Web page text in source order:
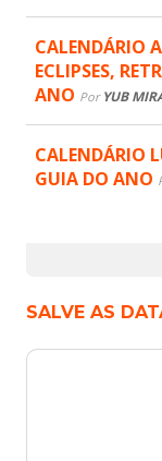
CALENDÁRIO
ECLIPSES,
ANO Por YUB
CALENDÁRIO
GUIA DO ANO
SALVE AS